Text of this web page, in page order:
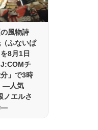
風物詩
（ふないぱ
8月1日
J:COMチ
」で3時
―人気
ノエルさ
―